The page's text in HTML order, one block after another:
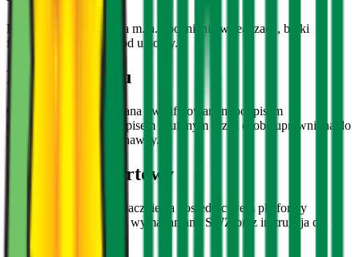
Kary umowne obejmuja m.in. opoznienia w realizacji, braki
formalne i odstapienie od umowy.
Forma podpisu
Oferta musi byc podpisana kwalifikowanym podpisem
elektronicznym lub podpisem zaufanym przez osobe uprawniona do
reprezentowania Wykonawcy.
Formularz ofertowy
Oferta skladana jest wylacznie za posrednictwem platformy
eZamowienia zgodnie z wymaganiami SWZ oraz instrukcja dla